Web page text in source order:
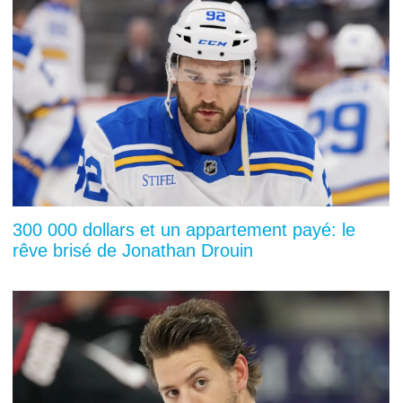
300 000 dollars et un appartement payé: le
rêve brisé de Jonathan Drouin